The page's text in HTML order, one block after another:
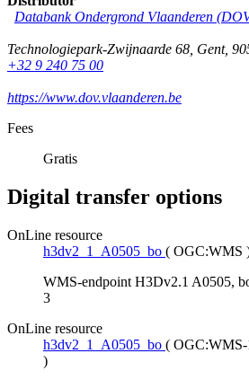
Databank Ondergrond Vlaanderen
Technologiepark-Zwijnaarde 68, Gent,
+32 9 240 75 00
https://www.dov.vlaanderen.be
Fees
Gratis
Digital transfer options
OnLine resource
h3dv2_1_A0505_bo ( OGC:WMS
WMS-endpoint H3Dv2.1 A0505,
3
OnLine resource
h3dv2_1_A0505_bo ( OGC:WMS-
)